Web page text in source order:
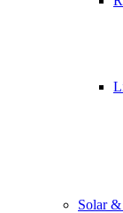
Solar